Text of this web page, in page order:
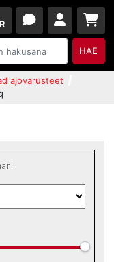
HAE
ajovarusteet